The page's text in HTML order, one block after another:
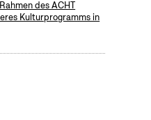
des ACHT
Kulturprogramms in